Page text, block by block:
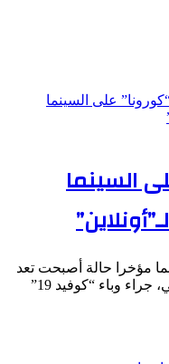
السينما
مؤخرا حالة أصبحت تعد
الطبيعية السائدة في الوقت الحالي، جراء وباء “كوفيد 19”